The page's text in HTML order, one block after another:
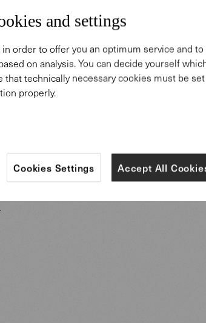
In
and settings
order to offer you an optimum service and
on analysis. You can decide yourself
that technically necessary cookies must be
properly.
Accept All
Cookies Settings